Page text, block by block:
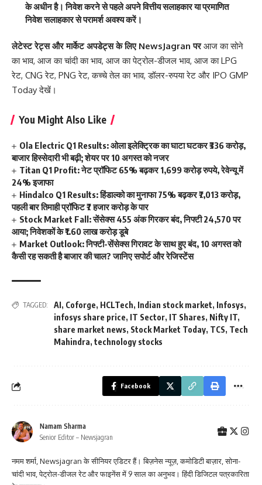
के अधीन है। निवेश करने से पहले अपने वित्तीय सलाहकार या प्रमाणित
निवेश सलाहकार से परामर्श अवश्य करें।
लेटेस्ट रेट्स और मार्केट अपडेट्स के लिए NewsJagran पर आज का सोने
का भाव, आज का चांदी का भाव, आज का पेट्रोल-डीजल भाव, आज का LPG
रेट, CNG रेट, PNG रेट,कच्चे तेल का भाव,डॉलर-रुपया रेट और IPO GMP
Todayदेखें।
You Might Also Like
Ola Electric Q1 Results: ओला इलेक्ट्रिक का घाटा घटकर ₹336 करोड़,
बाजार हिस्सेदारी भी बढ़ी; शेयर पर 10 अगस्त को नजर
Titan Q1 Profit: नेट प्रॉफिट 65% बढ़कर 1,699 करोड़ रुपये, रेवेन्यू में
24% इजाफा
Hindalco Q1 Results: हिंडाल्को का मुनाफा 75% बढ़कर ₹7,013 करोड़,
पहली बार तिमाही प्रॉफिट ₹7 हजार करोड़ के पार
Stock Market Fall: सेंसेक्स 455 अंक गिरकर बंद, निफ्टी 24,570 पर
आया; निवेशकों के ₹1.60 लाख करोड़ डूबे
Market Outlook: निफ्टी-सेंसेक्स गिरावट के साथ हुए बंद, 10 अगस्त को
कैसी रह सकती है बाजार की चाल? जानिए सपोर्ट और रेजिस्टेंस
TAGGED: AI, Coforge, HCLTech, Indian stock market, Infosys,
infosys share price, IT Sector, IT Shares, Nifty IT,
share market news, Stock Market Today, TCS, Tech
Mahindra, technology stocks
Facebook
Namam Sharma
Senior Editor – Newsjagran
नमम शर्मा, Newsjagran के सीनियर एडिटर हैं। बिज़नेस न्यूज़, कमोडिटी बाज़ार, सोना-
चांदी भाव, पेट्रोल-डीजल रेट और फाइनेंस में 9 साल का अनुभव। हिंदी डिजिटल पत्रकारिता